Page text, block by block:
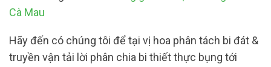
Cà Mau
Hãy đến có chúng tôi để tại vị hoa phân tách bi đát &
truyền vận tải lời phân chia bi thiết thực bụng tới